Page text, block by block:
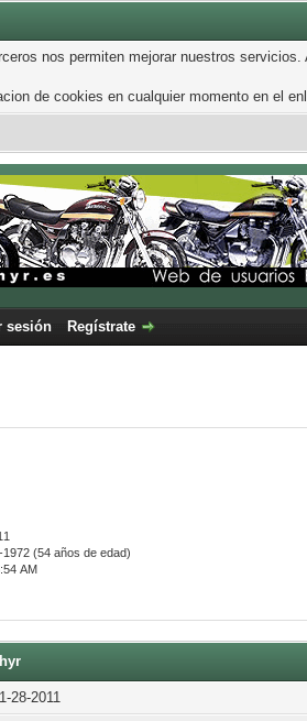
nos permiten mejorar nuestros
de cookies en cualquier momento en el
sesión Regístrate
1972 (54 años de edad)
AM
28-2011